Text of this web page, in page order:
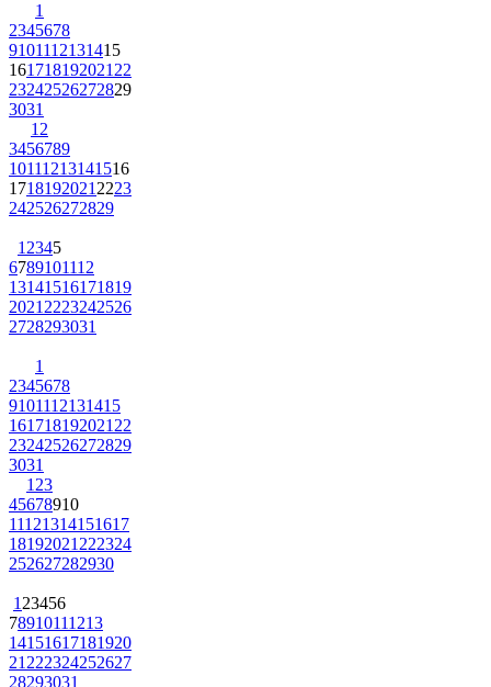
1
2345678
9101112131415
16171819202122
23242526272829
3031
12
3456789
10111213141516
17181920212223
242526272829
12345
6789101112
13141516171819
20212223242526
2728293031
1
2345678
9101112131415
16171819202122
23242526272829
3031
123
45678910
11121314151617
18192021222324
252627282930
123456
78910111213
14151617181920
21222324252627
28293031